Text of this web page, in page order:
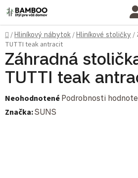
Prejsť na obsah
Domov
/Hliníkový nábytok /Hliníkové stoličky /
TUTTI teak antracit
Záhradná
TUTTI teak
Priemerné hodnotenie produktu je 0,0 z
Neohodnotené Podrobnosti
Značka:SUNS